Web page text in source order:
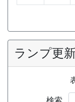
ランプ更新
検索